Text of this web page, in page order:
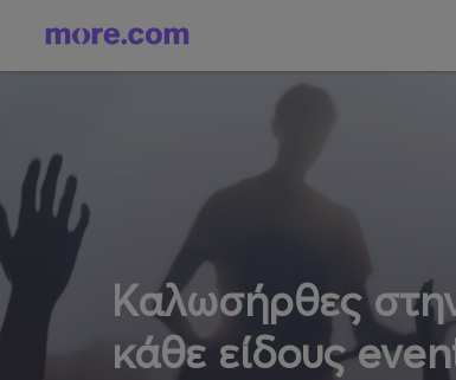
Καλωσήρθες
κάθε είδους